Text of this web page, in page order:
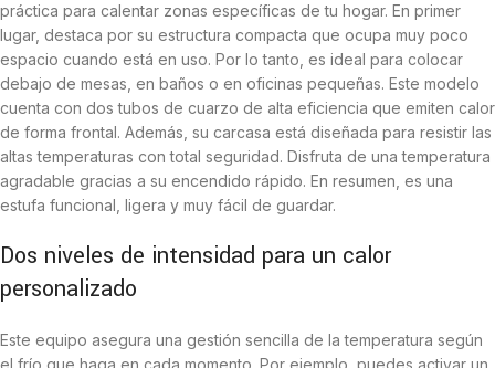
práctica para calentar zonas específicas de tu hogar. En primer
lugar, destaca por su estructura compacta que ocupa muy poco
espacio cuando está en uso. Por lo tanto, es ideal para colocar
debajo de mesas, en baños o en oficinas pequeñas. Este modelo
cuenta con dos tubos de cuarzo de alta eficiencia que emiten calor
de forma frontal. Además, su carcasa está diseñada para resistir las
altas temperaturas con total seguridad. Disfruta de una temperatura
agradable gracias a su encendido rápido. En resumen, es una
estufa funcional, ligera y muy fácil de guardar.
Dos niveles de intensidad para un calor
personalizado
Este equipo asegura una gestión sencilla de la temperatura según
el frío que haga en cada momento. Por ejemplo, puedes activar un